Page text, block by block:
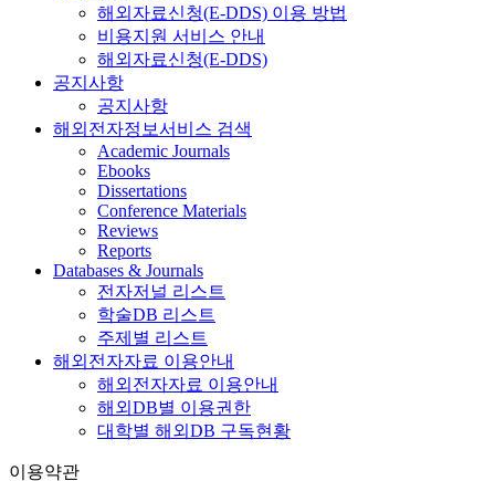
해외자료신청(E-DDS) 이용 방법
비용지원 서비스 안내
해외자료신청(E-DDS)
공지사항
공지사항
해외전자정보서비스 검색
Academic Journals
Ebooks
Dissertations
Conference Materials
Reviews
Reports
Databases & Journals
전자저널 리스트
학술DB 리스트
주제별 리스트
해외전자자료 이용안내
해외전자자료 이용안내
해외DB별 이용권한
대학별 해외DB 구독현황
이용약관